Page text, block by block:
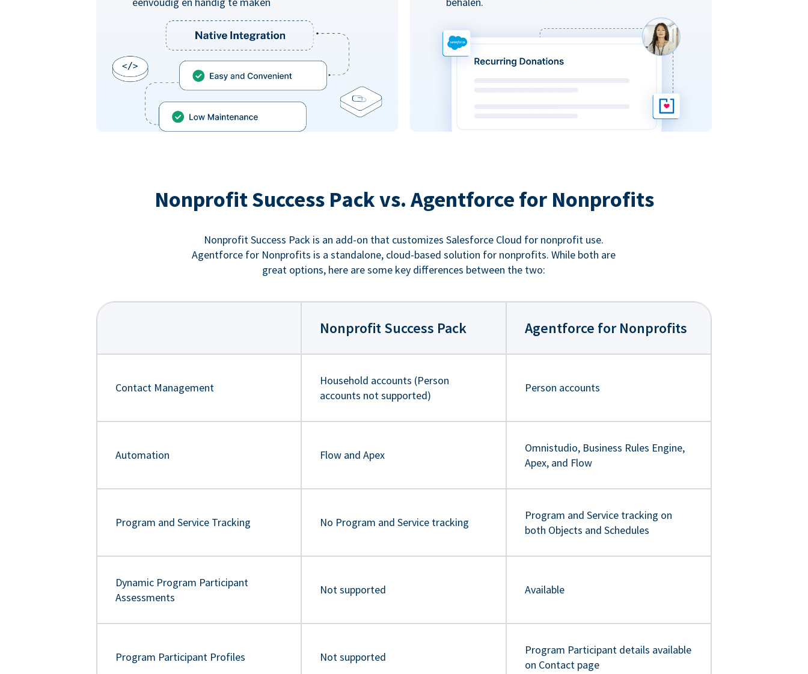
Nonprofit Success Pack vs. Agentforce for Nonprofits
Nonprofit Success Pack is an add-on that customizes Salesforce Cloud for nonprofit use.
Agentforce for Nonprofits is a standalone, cloud-based solution for nonprofits. While both are
great options, here are some key differences between the two:
Nonprofit Success Pack Agentforce for Nonprofits
Contact Management
Household accounts (Person
accounts not supported)
Person accounts
Automation Flow and Apex
Omnistudio, Business Rules Engine,
Apex, and Flow
Program and Service Tracking No Program and Service tracking
Program and Service tracking on
both Objects and Schedules
Dynamic Program Participant
Assessments
Not supported Available
Program Participant Profiles Not supported
Program Participant details available
on Contact page